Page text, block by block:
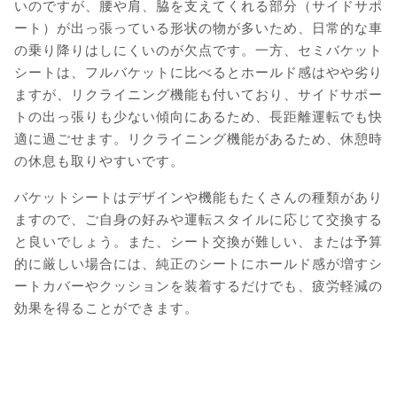
いのですが、腰や肩、脇を支えてくれる部分（サイドサポ
ート）が出っ張っている形状の物が多いため、日常的な車
の乗り降りはしにくいのが欠点です。一方、セミバケット
シートは、フルバケットに比べるとホールド感はやや劣り
ますが、リクライニング機能も付いており、サイドサポー
トの出っ張りも少ない傾向にあるため、長距離運転でも快
適に過ごせます。リクライニング機能があるため、休憩時
の休息も取りやすいです。
バケットシートはデザインや機能もたくさんの種類があり
ますので、ご自身の好みや運転スタイルに応じて交換する
と良いでしょう。また、シート交換が難しい、または予算
的に厳しい場合には、純正のシートにホールド感が増すシ
ートカバーやクッションを装着するだけでも、疲労軽減の
効果を得ることができます。